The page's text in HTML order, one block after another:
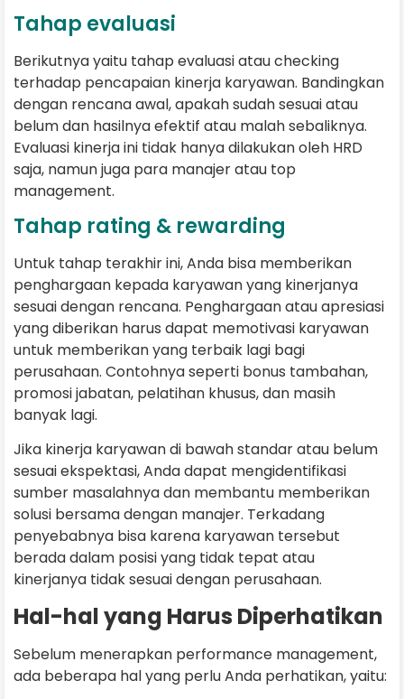
Tahap evaluasi
Berikutnya yaitu tahap evaluasi atau checking
terhadap pencapaian kinerja karyawan. Bandingkan
dengan rencana awal, apakah sudah sesuai atau
belum dan hasilnya efektif atau malah sebaliknya.
Evaluasi kinerja ini tidak hanya dilakukan oleh HRD
saja, namun juga para manajer atau top
management.
Tahap rating & rewarding
Untuk tahap terakhir ini, Anda bisa memberikan
penghargaan kepada karyawan yang kinerjanya
sesuai dengan rencana. Penghargaan atau apresiasi
yang diberikan harus dapat memotivasi karyawan
untuk memberikan yang terbaik lagi bagi
perusahaan. Contohnya seperti bonus tambahan,
promosi jabatan, pelatihan khusus, dan masih
banyak lagi.
Jika kinerja karyawan di bawah standar atau belum
sesuai ekspektasi, Anda dapat mengidentifikasi
sumber masalahnya dan membantu memberikan
solusi bersama dengan manajer. Terkadang
penyebabnya bisa karena karyawan tersebut
berada dalam posisi yang tidak tepat atau
kinerjanya tidak sesuai dengan perusahaan.
Hal-hal yang Harus Diperhatikan
Sebelum menerapkan performance management,
ada beberapa hal yang perlu Anda perhatikan, yaitu: